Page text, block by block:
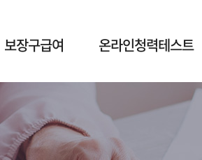
보장구급여 온라인청력테스트